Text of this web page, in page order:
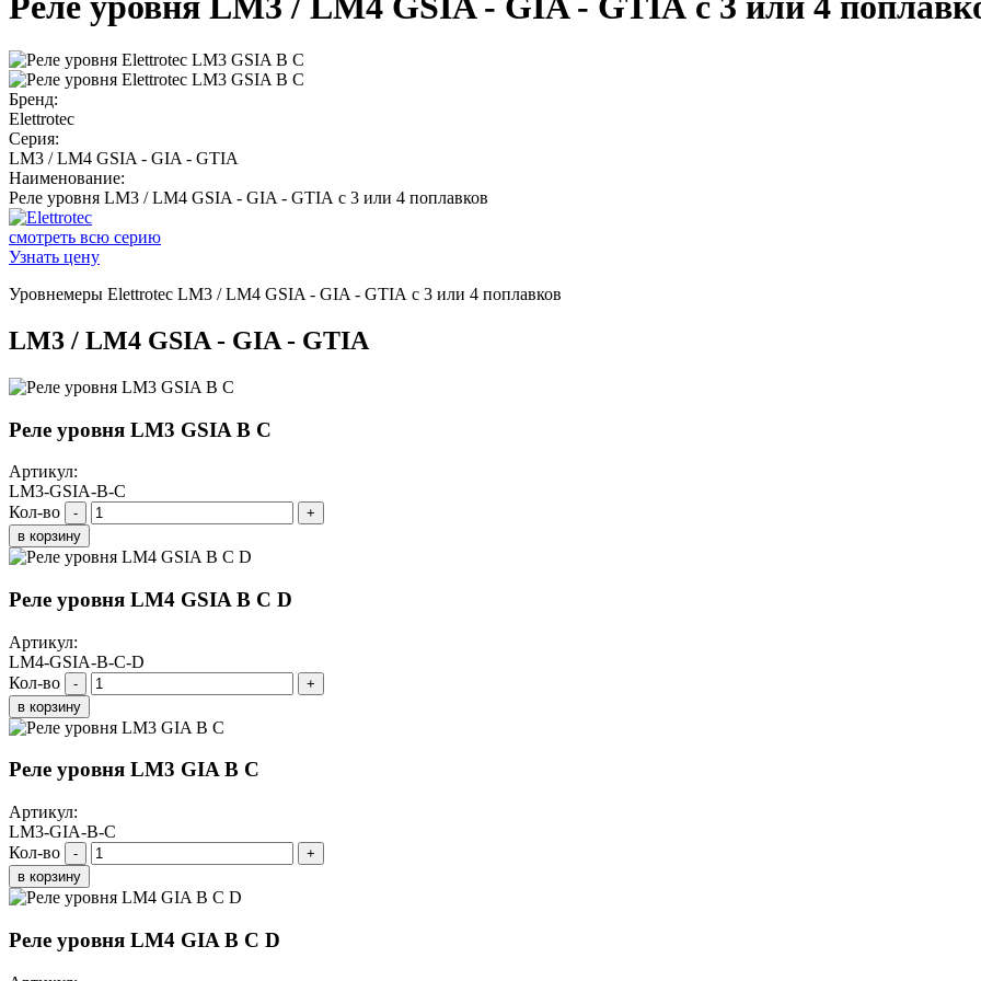
Бренд:
Elettrotec
Серия:
LM3 / LM4 GSIA - GIA - GTIA
Наименование:
Реле уровня LM3 / LM4 GSIA - GIA - GTIA с 3 или 4 поплавков
смотреть всю серию
Узнать цену
Уровнемеры Elettrotec LM3 / LM4 GSIA - GIA - GTIA с 3 или 4 поплавков
LM3 / LM4 GSIA - GIA - GTIA
Реле уровня LM3 GSIA B C
Артикул:
LM3-GSIA-B-C
Кол-во
-
+
в корзину
Реле уровня LM4 GSIA B C D
Артикул:
LM4-GSIA-B-C-D
Кол-во
-
+
в корзину
Реле уровня LM3 GIA B C
Артикул:
LM3-GIA-B-C
Кол-во
-
+
в корзину
Реле уровня LM4 GIA B C D